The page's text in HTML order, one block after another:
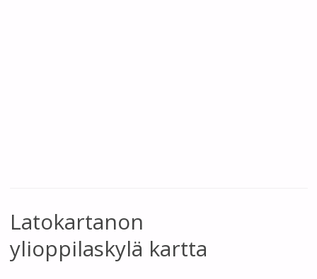
Latokartanon
ylioppilaskylä kartta